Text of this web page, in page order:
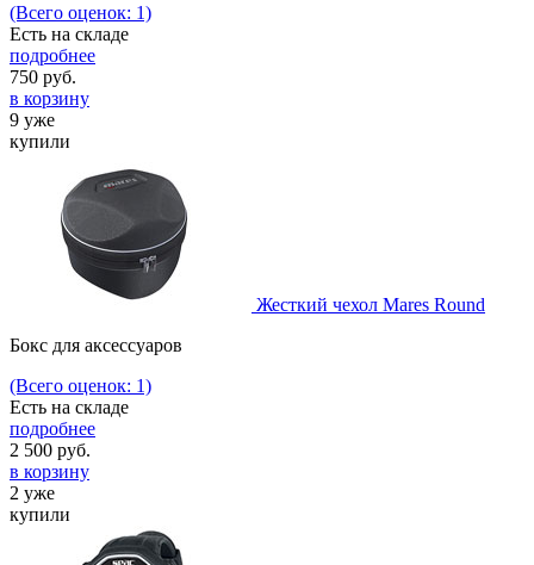
(Всего оценок: 1)
Есть на складе
подробнее
750 руб.
в корзину
9 уже
купили
Жесткий чехол Mares Round
Бокс для аксессуаров
(Всего оценок: 1)
Есть на складе
подробнее
2 500 руб.
в корзину
2 уже
купили